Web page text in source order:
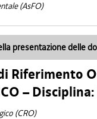
(AsFO)
presentazione delle
Riferimento
–
(CRO)